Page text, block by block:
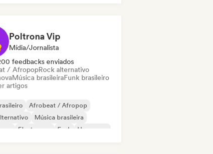
Poltrona Vip
Mídia/Jornalista
feedbacks enviados
/ AfropopRock alternativo
Música brasileiraFunk brasileiro
artigos
Afrobeat / Afropop
Música brasileira
Electropop Funk Hyperpop